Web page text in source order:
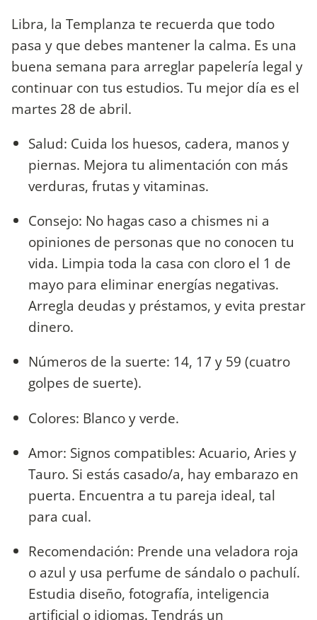
Libra, la Templanza te recuerda que todo
pasa y que debes mantener la calma. Es una
buena semana para arreglar papelería legal y
continuar con tus estudios. Tu mejor día es el
martes 28 de abril.
Salud: Cuida los huesos, cadera, manos y
piernas. Mejora tu alimentación con más
verduras, frutas y vitaminas.
Consejo: No hagas caso a chismes ni a
opiniones de personas que no conocen tu
vida. Limpia toda la casa con cloro el 1 de
mayo para eliminar energías negativas.
Arregla deudas y préstamos, y evita prestar
dinero.
Números de la suerte: 14, 17 y 59 (cuatro
golpes de suerte).
Colores: Blanco y verde.
Amor: Signos compatibles: Acuario, Aries y
Tauro. Si estás casado/a, hay embarazo en
puerta. Encuentra a tu pareja ideal, tal
para cual.
Recomendación: Prende una veladora roja
o azul y usa perfume de sándalo o pachulí.
Estudia diseño, fotografía, inteligencia
artificial o idiomas. Tendrás un